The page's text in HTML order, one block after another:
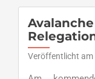
und
in
Veröffentlicht am